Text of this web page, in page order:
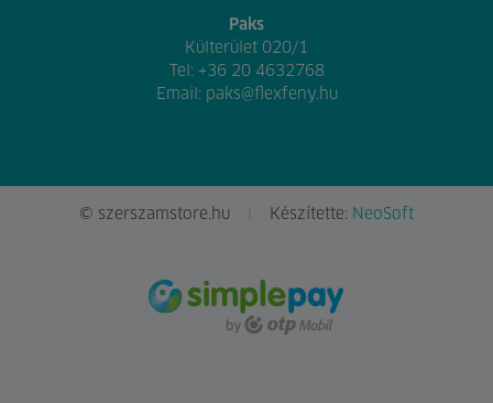
Paks
Külterület 020/1
Tel: +36 20 4632768
Email: paks@flexfeny.hu
© szerszamstore.hu Készítette: NeoSoft